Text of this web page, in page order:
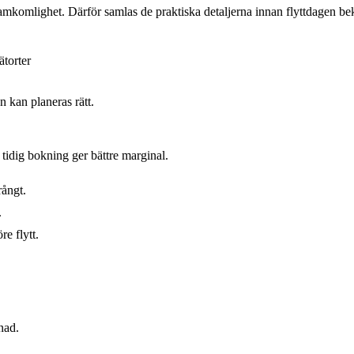
Därför samlas de praktiska detaljerna innan flyttdagen
kan planeras rätt.
bokning ger bättre marginal.
flytt.